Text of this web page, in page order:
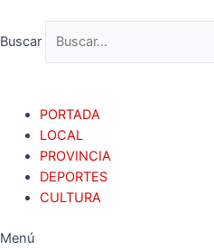
contenido
Buscar
PORTADA
LOCAL
PROVINCIA
DEPORTES
CULTURA
Menú